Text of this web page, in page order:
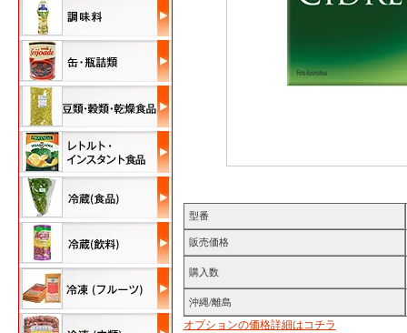
型番
販売価格
購入数
沖縄/離島
オプションの価格詳細はコチラ